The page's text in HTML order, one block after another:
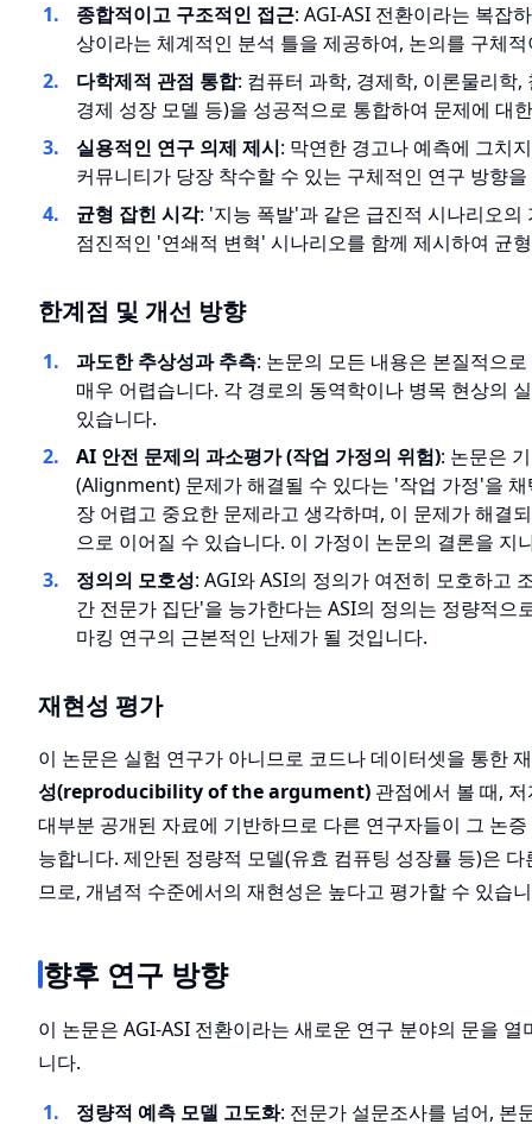
종합적이고 구조적인 접근: AGI-ASI 전환이라는 복잡
상이라는 체계적인 분석 틀을 제공하여, 논의를 구체
다학제적 관점 통합: 컴퓨터 과학, 경제학, 이론물리학
경제 성장 모델 등)을 성공적으로 통합하여 문제에 대
실용적인 연구 의제 제시: 막연한 경고나 예측에 그치
커뮤니티가 당장 착수할 수 있는 구체적인 연구 방향
균형 잡힌 시각: '지능 폭발'과 같은 급진적 시나리오
점진적인 '연쇄적 변혁' 시나리오를 함께 제시하여 균
한계점 및 개선 방향
과도한 추상성과 추측: 논문의 모든 내용은 본질적으
매우 어렵습니다. 각 경로의 동역학이나 병목 현상의
있습니다.
AI 안전 문제의 과소평가 (작업 가정의 위험): 논문은
(Alignment) 문제가 해결될 수 있다는 '작업 가정'을
장 어렵고 중요한 문제라고 생각하며, 이 문제가 해결
으로 이어질 수 있습니다. 이 가정이 논문의 결론을 지
정의의 모호성: AGI와 ASI의 정의가 여전히 모호하고
간 전문가 집단'을 능가한다는 ASI의 정의는 정량적
마킹 연구의 근본적인 난제가 될 것입니다.
재현성 평가
이 논문은 실험 연구가 아니므로 코드나 데이터셋을 통한
성(reproducibility of the argument) 관점에서 볼 때,
대부분 공개된 자료에 기반하므로 다른 연구자들이 그 논
능합니다. 제안된 정량적 모델(유효 컴퓨팅 성장률 등)은
므로, 개념적 수준에서의 재현성은 높다고 평가할 수 있습
향후 연구 방향
이 논문은 AGI-ASI 전환이라는 새로운 연구 분야의 문을
니다.
정량적 예측 모델 고도화: 전문가 설문조사를 넘어, 본